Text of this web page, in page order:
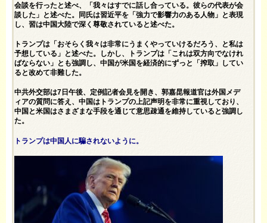
会談を行ったと述べ、「我々はすでに話し合っている。彼らの代表が会
談した」と述べた。同氏は習近平を「強力で影響力のある人物」と表現
し、習は中国大陸で深く尊敬されていると述べた。
トランプは「おそらく我々は非常にうまくやっていけるだろう、と私は
予想している」と述べた。しかし、トランプは「これは双方向でなけれ
ばならない」とも強調し、中国が米国を経済的にずっと「搾取」してい
ると改めて非難した。
中共外交部は7日午後、定例記者会見を開き、郭嘉昆報道官は外国メデ
ィアの質問に答え、中国はトランプの上記声明を非常に重視しており、
中国と米国はさまざまな手段を通じて意思疎通を維持していると強調し
た。
トランプは中国人に騙されないように。